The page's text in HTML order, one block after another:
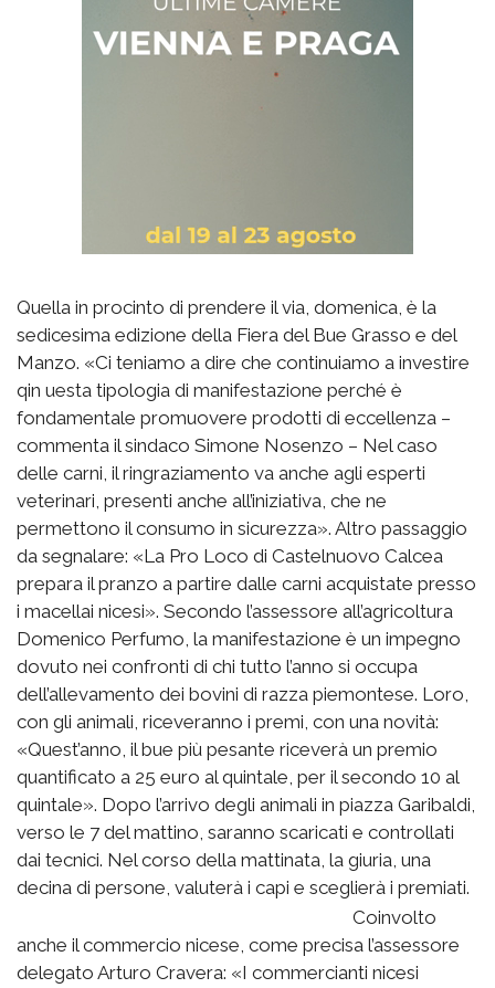
Quella in procinto di prendere il via, domenica, è la
sedicesima edizione della Fiera del Bue Grasso e del
Manzo. «Ci teniamo a dire che continuiamo a investire
qin uesta tipologia di manifestazione perché è
fondamentale promuovere prodotti di eccellenza –
commenta il sindaco Simone Nosenzo – Nel caso
delle carni, il ringraziamento va anche agli esperti
veterinari, presenti anche all’iniziativa, che ne
permettono il consumo in sicurezza». Altro passaggio
da segnalare: «La Pro Loco di Castelnuovo Calcea
prepara il pranzo a partire dalle carni acquistate presso
i macellai nicesi». Secondo l’assessore all’agricoltura
Domenico Perfumo, la manifestazione è un impegno
dovuto nei confronti di chi tutto l’anno si occupa
dell’allevamento dei bovini di razza piemontese. Loro,
con gli animali, riceveranno i premi, con una novità:
«Quest’anno, il bue più pesante riceverà un premio
quantificato a 25 euro al quintale, per il secondo 10 al
quintale». Dopo l’arrivo degli animali in piazza Garibaldi,
verso le 7 del mattino, saranno scaricati e controllati
dai tecnici. Nel corso della mattinata, la giuria, una
decina di persone, valuterà i capi e sceglierà i premiati.
Coinvolto
anche il commercio nicese, come precisa l’assessore
delegato Arturo Cravera: «I commercianti nicesi